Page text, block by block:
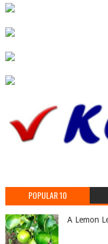
POPULAR 10
A Lemon